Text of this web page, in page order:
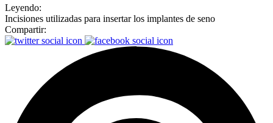
Leyendo:
Incisiones utilizadas para insertar los implantes de seno
Compartir: